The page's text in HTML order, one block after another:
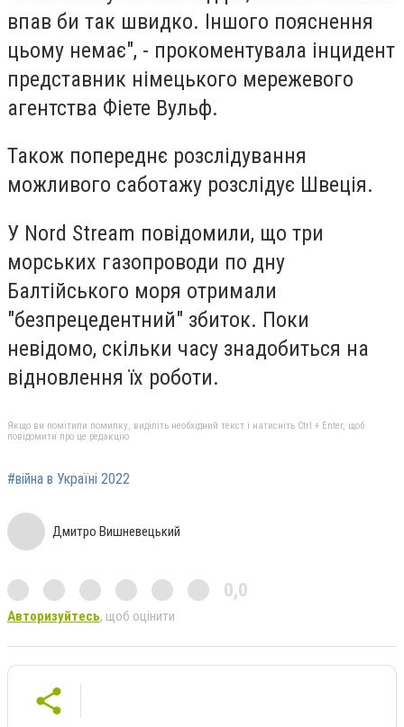
впав би так швидко. Іншого пояснення
цьому немає", - прокоментувала інцидент
представник німецького мережевого
агентства Фіете Вульф.
Також попереднє розслідування
можливого саботажу розслідує Швеція.
У Nord Stream повідомили, що три
морських газопроводи по дну
Балтійського моря отримали
"безпрецедентний" збиток. Поки
невідомо, скільки часу знадобиться на
відновлення їх роботи.
Якщо ви помітили помилку, виділіть необхідний текст і натисніть Ctrl + Enter, щоб
повідомити про це редакцію
#війна в Україні 2022
Дмитро Вишневецький
0,0
Авторизуйтесь, щоб оцінити